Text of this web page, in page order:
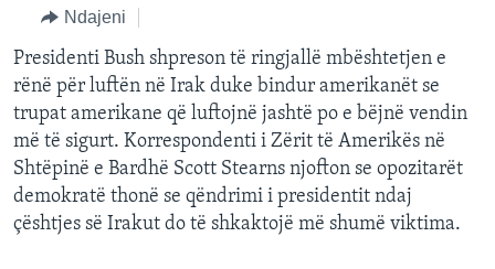
kërkimi
EVROPA
BOTA
MJEDISI
KULTURË
SHKENCË DHE TEKNOLOGJI
SHËNDETËSI
FOLLOW US
Gjuhët
Ndajeni
Presidenti Bush shpreson të ringjallë mbështetjen e
rënë për luftën në Irak duke bindur amerikanët se
trupat amerikane që luftojnë jashtë po e bëjnë vendin
më të sigurt. Korrespondenti i Zërit të Amerikës në
Shtëpinë e Bardhë Scott Stearns njofton se opozitarët
demokratë thonë se qëndrimi i presidentit ndaj
çështjes së Irakut do të shkaktojë më shumë viktima.